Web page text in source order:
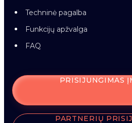
Techninė pagalba
Funkcijų apžvalga
FAQ
PRISIJUNGIMAS
PARTNERIŲ